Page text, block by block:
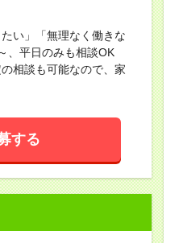
い」「無理なく働きな
、平日のみも相談OK
相談も可能なので、家
する